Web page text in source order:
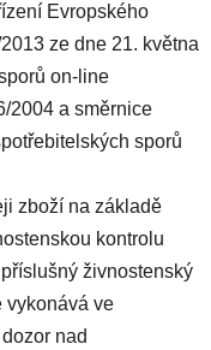
Evropského
ze dne 21. května
on-line
2004 a směrnice
sporů
zboží na základě
kontrolu
živnostenský
vykonává ve
nad